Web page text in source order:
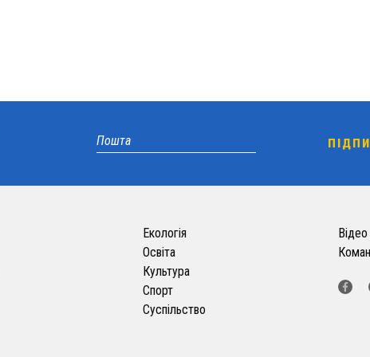
Екологія
Освіта
Культура
Спорт
Суспільство
Відео